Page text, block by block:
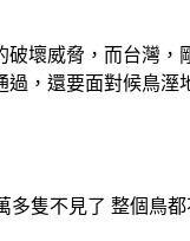
壞威脅，而台灣，
，還要面對候鳥
隻不見了 整個鳥都